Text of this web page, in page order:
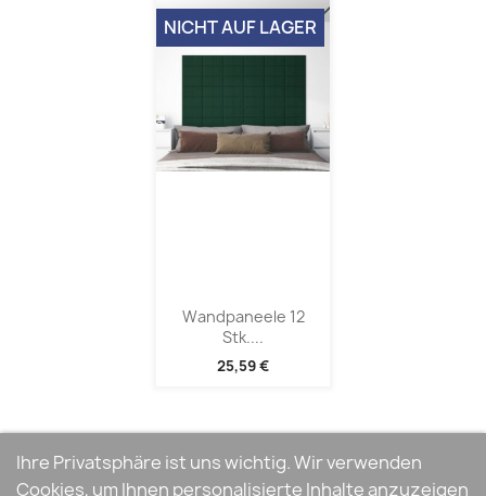
Wandpaneele 12
Stk....
25,59 €
NICHT AUF LAGER
Ihre Privatsphäre ist uns wichtig. Wir verwenden
Cookies, um Ihnen personalisierte Inhalte anzuzeigen